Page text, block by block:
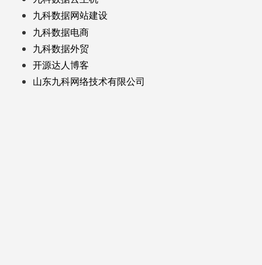
九科数据网站建设
九科数据电商
九科数据外贸
开源达人博客
山东九科网络技术有限公司